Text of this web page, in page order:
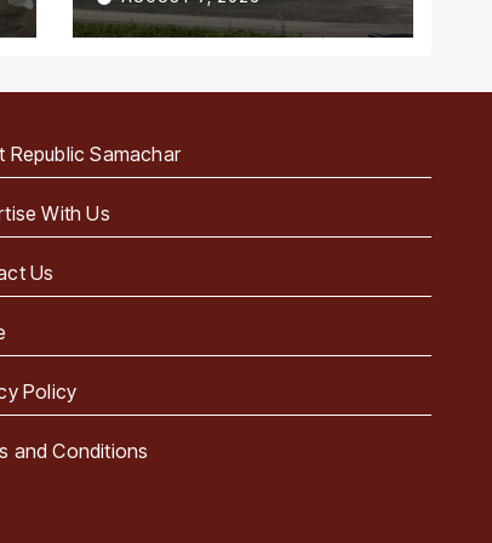
पहला राज्य
Republic Samachar
With Us
Us
Policy
and Conditions